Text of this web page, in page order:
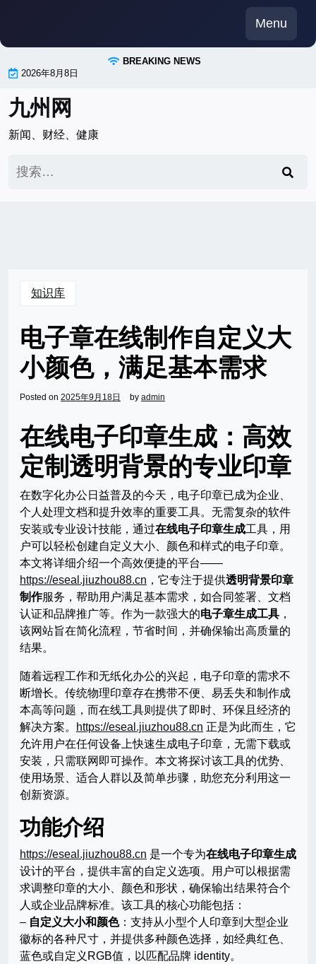
content
Menu
BREAKING NEWS
2026年8月8日
九州网
新闻、财经、健康
索：
知识库
电子章在线制作自定义大
小颜色，满足基本需求
Posted on 2025年9月18日 by admin
在线电子印章生成：高效
定制透明背景的专业印章
在数字化办公日益普及的今天，电子印章已成为企业、
个人处理文档和提升效率的重要工具。无需复杂的软件
安装或专业设计技能，通过在线电子印章生成工具，用
户可以轻松创建自定义大小、颜色和样式的电子印章。
本文将详细介绍一个高效便捷的平台——
https://eseal.jiuzhou88.cn ，它专注于提供透明背景印章
制作服务，帮助用户满足基本需求，如合同签署、文档
认证和品牌推广等。作为一款强大的电子章生成工具 ，
该网站旨在简化流程，节省时间，并确保输出高质量的
结果。
随着远程工作和无纸化办公的兴起，电子印章的需求不
断增长。传统物理印章存在携带不便、易丢失和制作成
本高等问题，而在线工具则提供了即时、环保且经济的
解决方案。
https://eseal.jiuzhou88.cn 正是为此而生，它
允许用户在任何设备上快速生成电子印章，无需下载或
安装，只需联网即可操作。本文将探讨该工具的优势、
使用场景、适合人群以及简单步骤，助您充分利用这一
创新资源。
功能介绍
https://eseal.jiuzhou88.cn 是一个专为在线电子印章生成
设计的平台，提供丰富的自定义选项。用户可以根据需
求调整印章的大小、颜色和形状，确保输出结果符合个
人或企业品牌标准。该工具的核心功能包括：
– 自定义大小和颜色：支持从小型个人印章到大型企业
徽标的各种尺寸，并提供多种颜色选择，如经典红色、
蓝色或自定义RGB值，以匹配品牌 identity。